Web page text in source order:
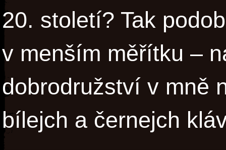
20. století? Tak
v menším měřítku –
dobrodružství v mně
bílejch a černejch